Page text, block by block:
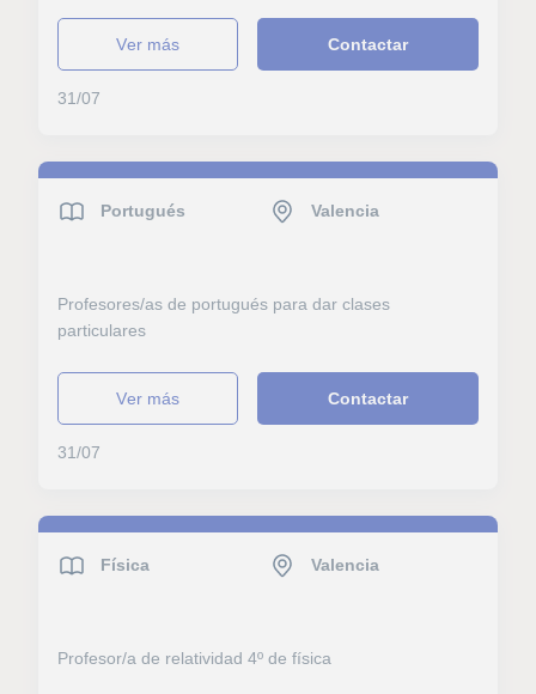
ver más Contactar
31/07
Portugués Valencia
Profesores/as de portugués para dar clases
particulares
ver más Contactar
31/07
Física Valencia
Profesor/a de relatividad 4º de física